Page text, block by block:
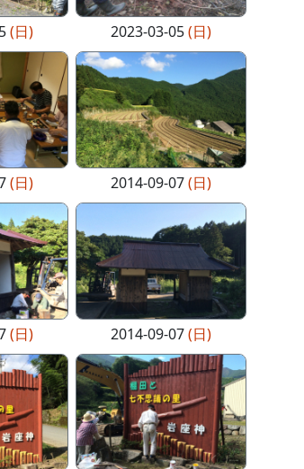
(日) 2023-03-05(日)
(日) 2014-09-07(日)
(日) 2014-09-07(日)